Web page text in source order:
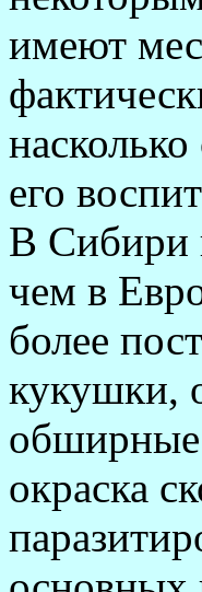
имеют
его
В Сибири
чем в
более
кукушки,
обширные
окраска